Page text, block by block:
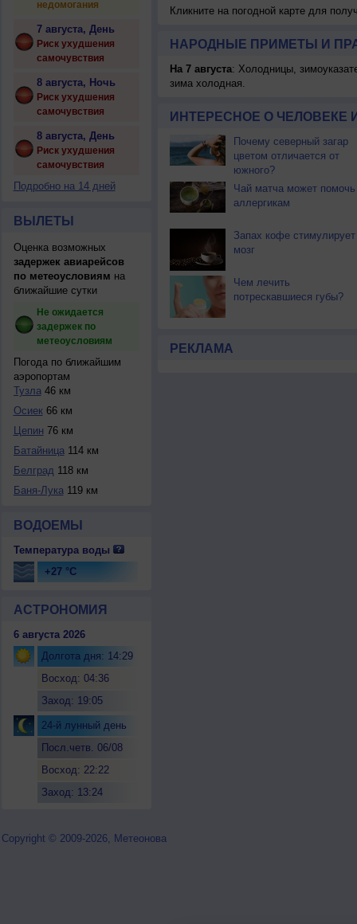
недомогания
7 августа, День
Риск ухудшения
самочувствия
8 августа, Ночь
Риск ухудшения
самочувствия
8 августа, День
Риск ухудшения
самочувствия
Подробно на 14 дней
ВЫЛЕТЫ
Оценка возможных
задержек авиарейсов
по метеоусловиям на
ближайшие сутки
Не ожидается
задержек по
метеоусловиям
Погода по ближайшим
аэропортам
Тузла46 км
Осиек66 км
Цепин 76 км
Батайница114 км
Белград 118 км
Баня-Лука119 км
ВОДОЕМЫ
Температура воды
+27 °C
АСТРОНОМИЯ
6 августа 2026
Долгота дня: 14:29
Восход: 04:36
Заход: 19:05
24-й лунный день
Посл.четв. 06/08
Восход: 22:22
Заход: 13:24
Кликните на погодной карте для
НАРОДНЫЕ ПРИМЕТЫ И
На 7 августа: Холодницы,
зима холодная.
ИНТЕРЕСНОЕ О ЧЕЛОВЕКЕ
Почему северный загар
цветом отличается от
южного?
Чай матча может помочь
аллергикам
Запах кофе стимулирует
мозг
Чем лечить
потрескавшиеся губы?
РЕКЛАМА
Copyright © 2009-2026, Метеонова